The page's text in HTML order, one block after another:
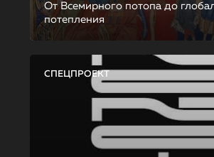
От Всемирного потопа до
потепления
СПЕЦПРОЕКТ